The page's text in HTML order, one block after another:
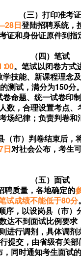
（三）打印准考证
日登陆招聘系统，
证和身份证原件到
（四）笔试
。笔试以闭卷方式
技能、新课程理念
测试，满分为150
命题、统一试卷印
数，合理设置考点
场纪律；负责判卷和
（市）判卷结束后
日对社会公布，考生
（五）面试
聘质量，各地确定的
试成绩不能低于80分
序，以设岗县（市
达不到面试比例要
进行调剂，具体调
提交，由省级有关
同时通知考生面试